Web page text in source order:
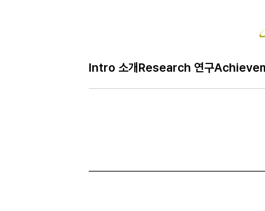
Intro 소개 Research 연구